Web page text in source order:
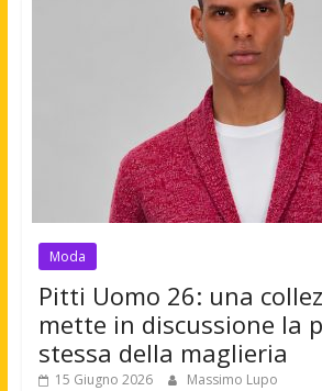
Moda
Pitti Uomo 26: una
mette in discussione la
stessa della maglieria
15 Giugno 2026 Massimo Lupo